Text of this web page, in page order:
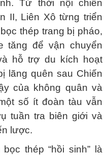
Từ thời nội chiến
II, Liên Xô từng triển
thép trang bị pháo,
tăng để vận chuyển
hỗ trợ du kích hoạt
lãng quên sau Chiến
của không quân và
số ít đoàn tàu vẫn
tuần tra biên giới và
lược.
thép “hồi sinh” là